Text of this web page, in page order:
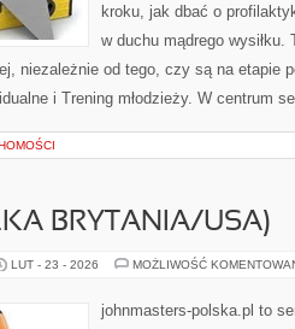
kroku, jak dbać o
w duchu mądrego
niezależnie od tego, czy są na etapie
i Trening młodzieży. W centrum
BRYTANIA/USA)
LUT - 23 - 2026 MOŻLIWOŚĆ
johnmasters-polska.pl to